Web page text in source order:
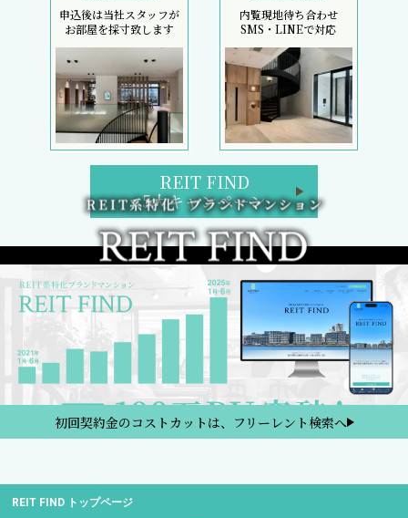
申込後は当社スタッフが
お部屋を採寸致します
内覧現地待ち合わせ
SMS・LINEで対応
REIT FIND
5大キャンペーン
初回契約金のコストカットは、フリーレント検索へ
REIT FIND トップページ